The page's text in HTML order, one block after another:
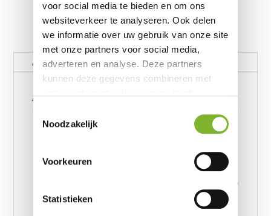
voor social media te bieden en om ons
websiteverkeer te analyseren. Ook delen
we informatie over uw gebruik van onze site
met onze partners voor social media,
adverteren en analyse. Deze partners
kunnen deze gegevens combineren met
basis van uw gebruik van hun services.
Noodzakelijk
Voorkeuren
Statistieken
Aanvullende informatie
Aanvullende informatie
Dubbel Jersey 220 gr. Topper
Hoeslaken 80/90 X 200/220,
Hoeslaken 190/200 x
220/230, Dubbel Jersey 220
gr. Topper Hoeslaken 160/180
x 200/220, Dubbel Jersey 220
gr. Topper Hoeslaken 140 x